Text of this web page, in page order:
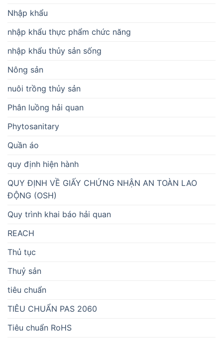
Nhập khẩu
nhập khẩu thực phẩm chức năng
nhập khẩu thủy sản sống
Nông sản
nuôi trồng thủy sản
Phân luồng hải quan
Phytosanitary
Quần áo
quy định hiện hành
QUY ĐỊNH VỀ GIẤY CHỨNG NHẬN AN TOÀN LAO
ĐỘNG (OSH)
Quy trình khai báo hải quan
REACH
Thủ tục
Thuỷ sản
tiêu chuẩn
TIÊU CHUẨN PAS 2060
Tiêu chuẩn RoHS